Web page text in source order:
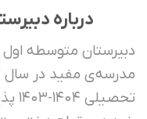
درباره
متوسطه اول
تحصیلی